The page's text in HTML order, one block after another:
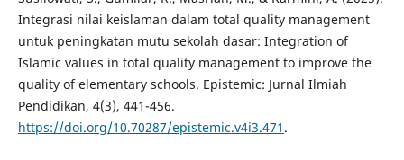
Integrasi nilai keislaman dalam total quality management
untuk peningkatan mutu sekolah dasar: Integration of
Islamic values in total quality management to improve the
quality of elementary schools. Epistemic: Jurnal Ilmiah
Pendidikan, 4(3), 441-456.
https://doi.org/10.70287/epistemic.v4i3.471 .